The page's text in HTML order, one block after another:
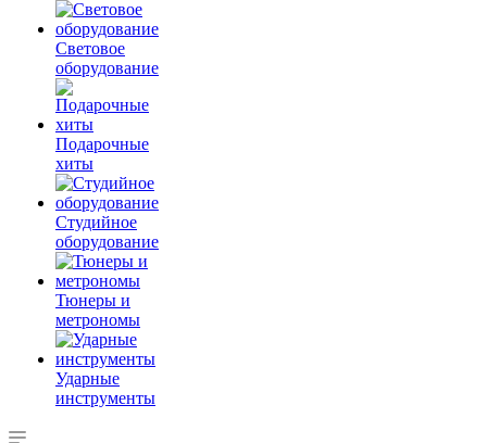
Световое
оборудование
Подарочные
хиты
Студийное
оборудование
Тюнеры и
метрономы
Ударные
инструменты